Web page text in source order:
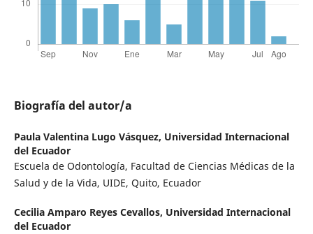
Biografía del autor/a
Paula Valentina Lugo Vásquez, Universidad Internacional
del Ecuador
Escuela de Odontología, Facultad de Ciencias Médicas de la
Salud y de la Vida, UIDE, Quito, Ecuador
Cecilia Amparo Reyes Cevallos, Universidad Internacional
del Ecuador